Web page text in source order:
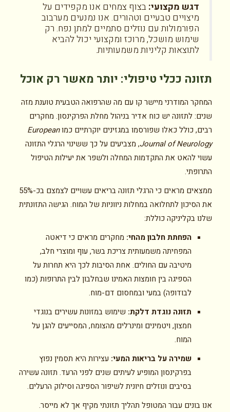
דגש מקצועי: בצוף צמחים אנו מקפידים על
מיצויים טבעיים וטהורים. אנו נמנעים מערבוב
הפורמולות עם נוזלים סתמיים למתן נפח. רק
שימוש מושכל, מרוכז ומקצועי יכול להביא
לתוצאות קליניות משמעותיות.
תזונה ככלי טיפולי: יותר מאשר רק אוכל
המחקר המודרני מיישר קו עם מה שהרפואה הטבעית טוענת מזה
שנים: לתזונה יש כוח אדיר בניהול מחלת הפרקינסון. מחקרים
רבים, כולל כאלו שפורסמו במגזינים יוקרתיים כמוEuropean
Journal of Neurology, מצביעים על כך ששינוי הרגלי התזונה
עשוי להאט את התקדמות המחלה ולשפר את יעילות הטיפול
התרופתי.
ממצאים מראים כי הרגלי תזונה בריאים עשויים לצמצם בכ-55%
את הסיכון לתחלואה במחלות ניווניות של המוח. הגישה התזונתית
שלנו בקליניקה כוללת:
הפחתת חלבון מהחי: מחקרים מראים כי דיאטה
המפחיתה משמעותית צריכת בשר, עוף ומוצרי חלב,
מיטיבה עם החולים. אחת הסיבות לכך היא תחרות על
הספיגה בין חומצות האמינו שבחלבון לבין התרופות (כמו
לבודופה) במעי ובמחסום דם-מוח.
תזונה נוגדת דלקת: שימוש במזונות עשירים בנוגדי
חמצון, ויטמינים ומינרלים מהצומח, המסייעים להגן על
המוח.
שמירה על בריאות המעי: עצירות היא תסמין נפוץ
בפרקינסון המופיע לעיתים שנים לפני הרעד. תזונה עשירה
בסיבים ונוזלים חיונית לשיפור הספיגה וסילוק הרעלים.
אנו בונים עבור המטופל תהליך תזונתי מקיף אך לא מייסר.